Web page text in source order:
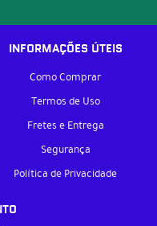
INFORMAÇÕES ÚTEIS
Como Comprar
Termos de Uso
Fretes e Entrega
Segurança
Política de Privacidade